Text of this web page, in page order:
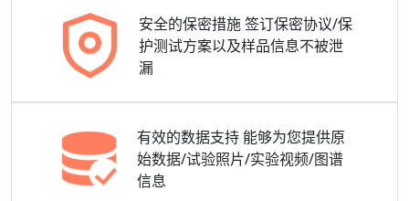
安全的保密措施 签订保密协议/保
护测试方案以及样品信息不被泄
漏
有效的数据支持 能够为您提供原
始数据/试验照片/实验视频/图谱
信息